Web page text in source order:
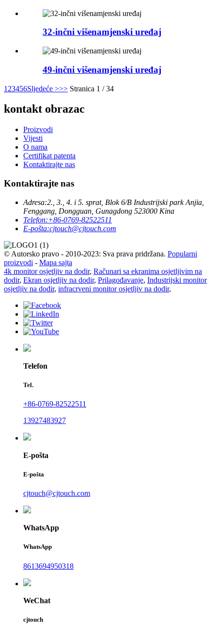
32-inčni višenamjenski uređaj
49-inčni višenamjenski uređaj
1 23456Sljedeće >>> Stranica 1 / 34
kontakt obrazac
Proizvodi
Vijesti
O nama
Certifikat patenta
Kontaktirajte nas
Kontaktirajte nas
Adresa:2., 3., 4. i 5. sprat, Blok 6/B Industrijski park Anjia,
Fenggang, Dongguan, Gunagdong 523000 Kina
Telefon:+86-0769-82522511
E-pošta:cjtouch@cjtouch.com
© Autorsko pravo - 2010-2023: Sva prava pridržana. Popularni
proizvodi - Mapa sajta
4k monitor osjetljiv na dodir, Računari sa ekranima osjetljivim na
dodir, Ekran osjetljiv na dodir, Prilagođavanje, Industrijski monitor
osjetljiv na dodir, infracrveni monitor osjetljiv na dodir,
Telefon
Tel.
+86-0769-82522511
13927483927
E-pošta
E-pošta
cjtouch@cjtouch.com
WhatsApp
WhatsApp
8613694950318
WeChat
cjtouch